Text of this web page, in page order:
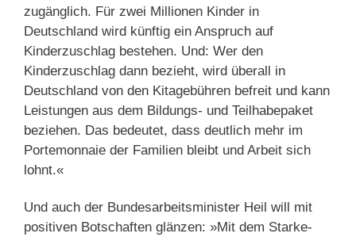
zugänglich. Für zwei Millionen Kinder in
Deutschland wird künftig ein Anspruch auf
Kinderzuschlag bestehen. Und: Wer den
Kinderzuschlag dann bezieht, wird überall in
Deutschland von den Kitagebühren befreit und kann
Leistungen aus dem Bildungs- und Teilhabepaket
beziehen. Das bedeutet, dass deutlich mehr im
Portemonnaie der Familien bleibt und Arbeit sich
lohnt.«
Und auch der Bundesarbeitsminister Heil will mit
positiven Botschaften glänzen: »Mit dem Starke-